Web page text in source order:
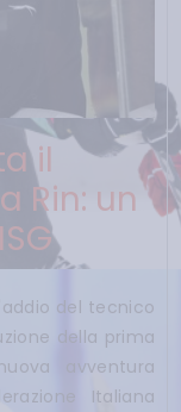
il
Rin: un
del tecnico
della prima
avventura
Italiana